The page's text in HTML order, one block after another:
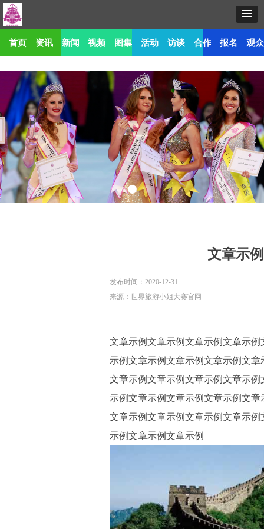
首页 资讯 新闻 视频 图集 活动 访谈 合作 报名 观众
发布时间： 2020-12-31
文章示例
文章示例文章示例文章示例文章示
示例文章示例文章示例文章示例文
文章示例文章示例文章示例文章示
示例文章示例文章示例文章示例文
文章示例文章示例文章示例文章示
示例文章示例文章示例
来源：世界旅游小姐大赛官网